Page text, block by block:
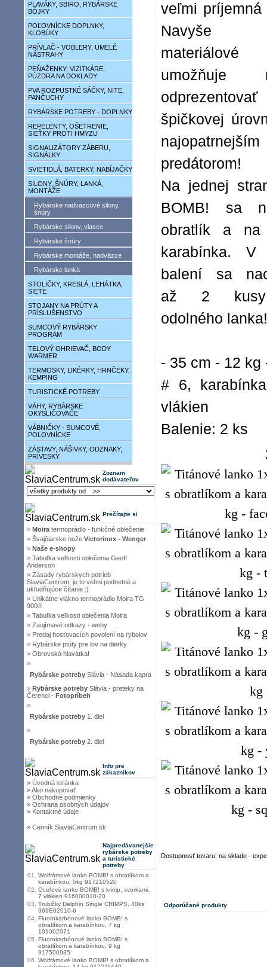
PLAVÁKY, SBIRO, RYBÁRSKE
BÓJKY
POĽOVNÍCKE DOPLNKY,
KLOBÚKY
PRÍVLAČ - VOBLERY, UMELÉ
NÁSTRAHY
PEŇAŽENKY, VIZITKÁRE,
PÚZDRA NA DOKLADY
PVA ROZPUSTKÉ SÁČKY, NITE,
PANČUCHY
RYBÁRSKE POTREBY - DOPLNKY
REPELENTY, OŠETRENIE,
SIEŤKY PROTI HMYZU
SIGNALIZÁTORY ZÁBERU,
SIGNÁLKY
SVIETIDLÁ, BATERKY, NABÍJAČKY
SILONY, ŠNÚRY, LANKÁ,
MONTÁŽE
Rybárske nadväzcové silony,
šnúry
Rybárske silony, vlasce
Rybárske šnúry
Rybárske montáže, nadväzce
Rybárske lanká
STOLIČKY, KRESLÁ, LEHÁTKA,
SIETE
STOJANY NA PRÚTY A
PRÍSLUŠENSTVO
SUMCOVÝ RYBÁRSKY
PROGRAM
TELOVÝ OHRIEVAČ, BODY
WARMER
TERMOSKY, LIKÉRKY, HRNČEKY,
KEMPING
TURISTICKÉ POTREBY
VÁHY, RYBÁRSKE
OKYSLIČOVAČE
VÁBNIČKY - SUMCOVÉ,
POLOVNÍCKE
ZÁSTAVY, NÁŠIVKY, ODZNAKY,
PRÍVESKY
Zoznam
dodávateľov
Prečítajte si
» Moira termoprádlo - funkčné oblečenie
» Švajčiarske nože Victorinox - Wenger
» Naše e-shopy
» Tabuľka veľkosti oblečenia Geoff
Anderson
» Zásady rybárskych potrieb
SlaviaCentrum, je to veľmi podnetné a
ukľudňujúce čítanie :)
» Unikátne vlákno termoprádlo Moira TG
900®
» Tabuľka veľkosti oblečenia Moira
» Zaujímavé odkazy - weby
» Predaj hosťovacích povolení na rybolov
» Rybárske ptúty pre lov na dierky
» Obrovská hlavátka!
»
Rybárske potreby Slávia - Násada kapra
» Rybárske potreby Slávia - preteky na
Čerenci - Fotopríbeh
»
Rybárske potreby 1. diel
»
Rybárske potreby 2. diel
Info pre
zákazníkov
» Úvodná stránka
» Ako nakupovať
» Obchodné podmienky
» Ochrana osobných údajov
» Kontaktné údaje
» Cenník SlaviaCentrum.sk
Najpredávanejšie
rybárske potreby
a turistické
potreby
01.
Wolfrámové lanko BOMB! s obratlíkom a
karabínkou, 5kg 917210520
02.
Oceľové lanko BOMB! s krimp. svorkami,
7 vlákien 916000010-20
03.
Trubičky Delphin Single CRIMPS, 40ks
969E02010-6
04. Fluorokarbónové lanko BOMB! s
obratlíkom a karabínkou, 7 kg
101002071
05.
Fluorokarbónové lanko BOMB! s
obratlíkom a karabínkou, 9 kg
917500935
06.
Wolfrámové lanko BOMB! s obratlíkom a
veľmi
Navyše
materiálové
umožňuje
špičkovej
najopatrnejším
predátorom!
Na jednej
BOMB! sa
obratlík a na
karabínka. V
balení sa
až 2
odolného lanka!
- 35 cm - 12 kg
# 6,
vlákien
Balenie: 2 ks
Dostupnosť tovaru: na sklade -
Odporúčané produkty